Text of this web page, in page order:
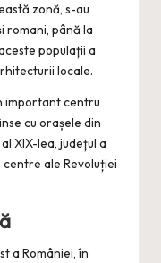
zonă, s-au
romani, până la
populații a
locale.
important centru
cu orașele din
XIX-lea, județul a
ale Revoluției
a României, în